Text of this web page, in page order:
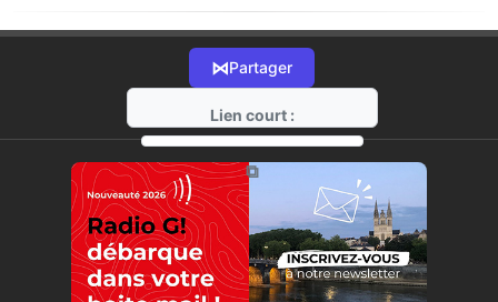
⋈Partager
Lien court :
https://radio-g.fr?15357
⧉